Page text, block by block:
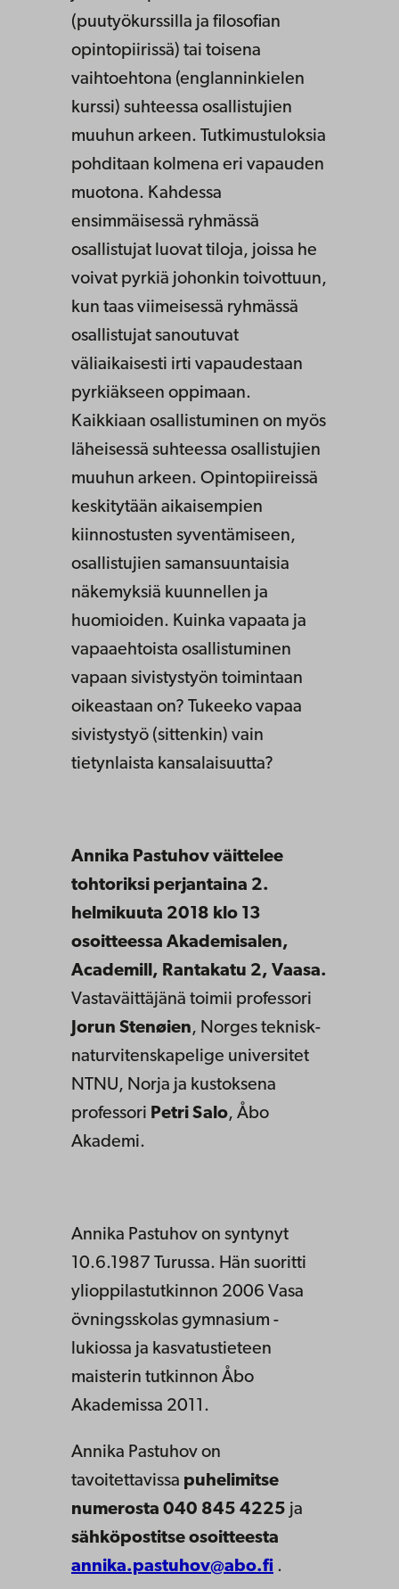
(puutyökurssilla ja filosofian
opintopiirissä) tai toisena
vaihtoehtona (englanninkielen
kurssi) suhteessa osallistujien
muuhun arkeen. Tutkimustuloksia
pohditaan kolmena eri vapauden
muotona. Kahdessa
ensimmäisessä ryhmässä
osallistujat luovat tiloja, joissa he
voivat pyrkiä johonkin toivottuun,
kun taas viimeisessä ryhmässä
osallistujat sanoutuvat
väliaikaisesti irti vapaudestaan
pyrkiäkseen oppimaan.
Kaikkiaan osallistuminen on myös
läheisessä suhteessa osallistujien
muuhun arkeen. Opintopiireissä
keskitytään aikaisempien
kiinnostusten syventämiseen,
osallistujien samansuuntaisia
näkemyksiä kuunnellen ja
huomioiden. Kuinka vapaata ja
vapaaehtoista osallistuminen
vapaan sivistystyön toimintaan
oikeastaan on? Tukeeko vapaa
sivistystyö (sittenkin) vain
tietynlaista kansalaisuutta?
Annika Pastuhov väittelee
tohtoriksi perjantaina 2.
helmikuuta 2018 klo 13
osoitteessa Akademisalen,
Academill, Rantakatu 2, Vaasa.
Vastaväittäjänä toimii professori
Jorun Stenøien, Norges teknisk-
naturvitenskapelige universitet
NTNU, Norja ja kustoksena
professori Petri Salo, Åbo
Akademi.
Annika Pastuhov on syntynyt
10.6.1987 Turussa. Hän suoritti
ylioppilastutkinnon 2006 Vasa
övningsskolas gymnasium -
lukiossa ja kasvatustieteen
maisterin tutkinnon Åbo
Akademissa 2011.
Annika Pastuhov on
tavoitettavissa puhelimitse
numerosta 040 845 4225 ja
sähköpostitse osoitteesta
annika.pastuhov@abo.fi .